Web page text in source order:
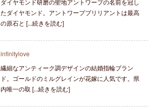
ダイヤモンド研磨の聖地アントワープの名前を冠し
たダイヤモンド。アントワープブリリアントは最高
の原石と [...続きを読む]
infinitylove
繊細なアンティーク調デザインの結婚指輪ブラン
ド。ゴールドのミルグレインが花嫁に人気です。県
内唯一の取 [...続きを読む]